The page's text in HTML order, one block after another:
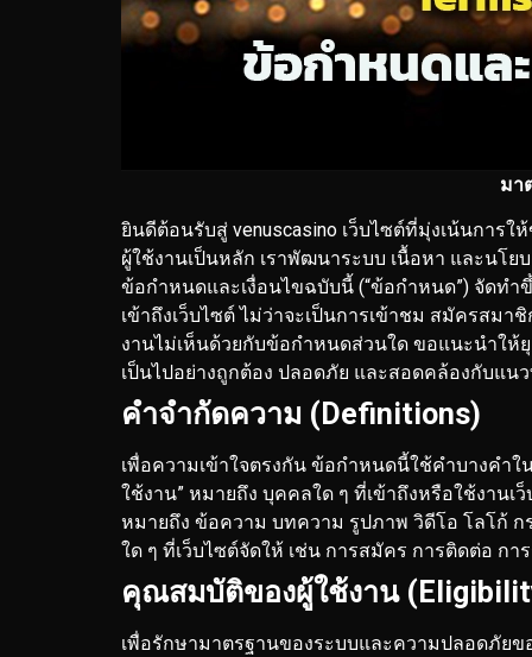
มา
ยินดีต้อนรับสู่ venuscasino เว็บไซต์ที่มุ่งเน้นการ
ผู้ใช้งานเป็นหลัก เราพัฒนาระบบ เนื้อหา และนโย
ข้อกำหนดและเงื่อนไขฉบับนี้ (“ข้อกำหนด”) จัดทำ
เข้าถึงเว็บไซต์ ไม่ว่าจะเป็นการเข้าชม สมัครสม
งานไม่เห็นด้วยกับข้อกำหนดส่วนใด ขอแนะนำให้
เป็นไปอย่างถูกต้อง ปลอดภัย และสอดคล้องกับแน
คำจำกัดความ (Definitions)
เพื่อความเข้าใจตรงกัน ข้อกำหนดนี้ใช้คำบางคำ
ใช้งาน” หมายถึง บุคคลใด ๆ ที่เข้าถึงหรือใช้งาน
หมายถึง ข้อความ บทความ รูปภาพ วิดีโอ โลโก้
ใด ๆ ที่เว็บไซต์จัดให้ เช่น การสมัคร การติดต่อ ก
คุณสมบัติของผู้ใช้งาน
เพื่อรักษามาตรฐานของระบบและความปลอดภัยข